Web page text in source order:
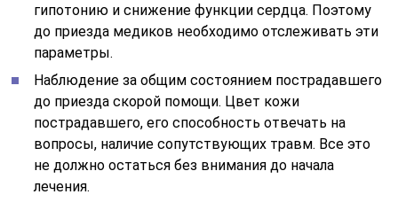
гипотонию и снижение функции сердца. Поэтому
до приезда медиков необходимо отслеживать эти
параметры.
Наблюдение за общим состоянием пострадавшего
до приезда скорой помощи. Цвет кожи
пострадавшего, его способность отвечать на
вопросы, наличие сопутствующих травм. Все это
не должно остаться без внимания до начала
лечения.